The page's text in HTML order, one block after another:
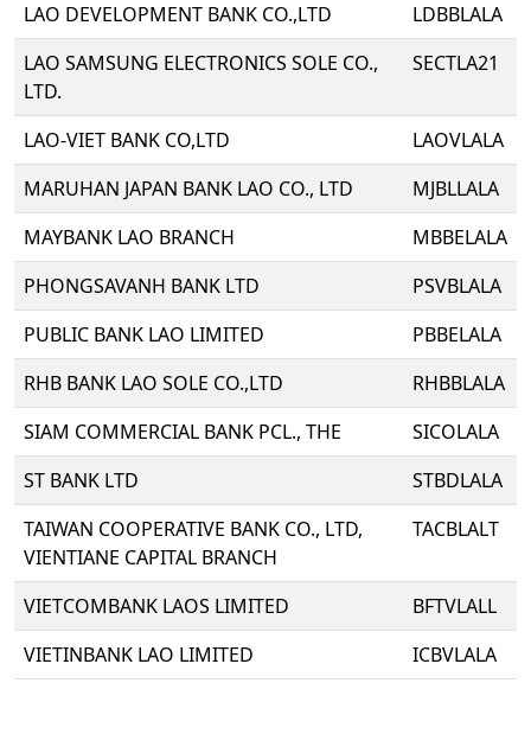
LAO DEVELOPMENT BANK CO.,LTD
LDBBLALA
LAO SAMSUNG ELECTRONICS SOLE CO.,
LTD.
SECTLA21
LAO-VIET BANK CO,LTD
LAOVLALA
MARUHAN JAPAN BANK LAO CO., LTD
MJBLLALA
MAYBANK LAO BRANCH
MBBELALA
PHONGSAVANH BANK LTD
PSVBLALA
PUBLIC BANK LAO LIMITED
PBBELALA
RHB BANK LAO SOLE CO.,LTD
RHBBLALA
SIAM COMMERCIAL BANK PCL., THE
SICOLALA
ST BANK LTD
STBDLALA
TAIWAN COOPERATIVE BANK CO., LTD,
VIENTIANE CAPITAL BRANCH
TACBLALT
VIETCOMBANK LAOS LIMITED
BFTVLALL
VIETINBANK LAO LIMITED
ICBVLALA